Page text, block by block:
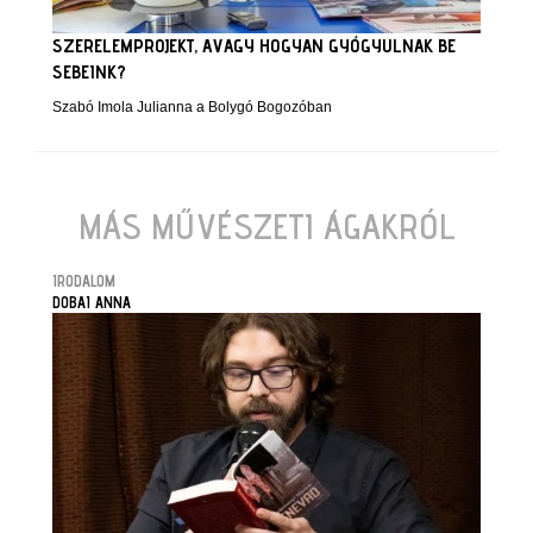
SZERELEMPROJEKT, AVAGY HOGYAN GYÓGYULNAK BE
SEBEINK?
Szabó Imola Julianna a Bolygó Bogozóban
MÁS MŰVÉSZETI ÁGAKRÓL
IRODALOM
DOBAI ANNA